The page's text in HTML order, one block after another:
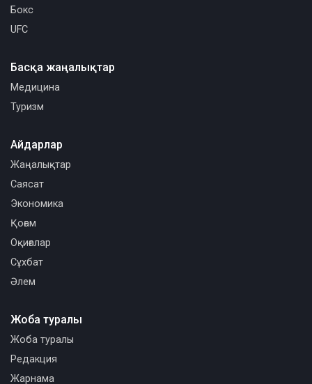
Бокс
UFC
Басқа жаңалықтар
Медицина
Туризм
Айдарлар
Жаңалықтар
Саясат
Экономика
Қоғам
Оқиғалар
Сұхбат
Әлем
Жоба туралы
Жоба туралы
Редакция
Жарнама